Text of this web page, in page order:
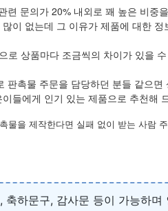
련 문의가 20% 내외로 꽤 높은 비중
이 없는데 그 이유가 제품에 대한
로 상품마다 조금씩의 차이가 있을
판촉물 주문을 담당하던 분들 같으면
들에게 인기 있는 제품으로 추천해
물을 제작한다면 실패 없이 받는 사람
하문구, 감사문 등이 가능하